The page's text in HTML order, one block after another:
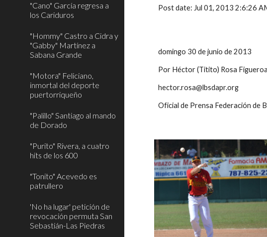
"Cano" García regresa a
los Cariduros
"Hommy" Castro a Cidra y
"Gabby" Martínez a
Sabana Grande
"Motora" Feliciano,
inmortal del deporte
puertorriqueño
"Palillo" Santiago al mando
de Dorado
"Purito" Rivera, a cuatro
hits de los 600
"Tonito" Acevedo es
patrullero
'No ha lugar' petición de
revocación permuta San
Sebastián-Las Piedras
Post date: Jul 01, 2013 2:6:26
domingo 30 de junio de 2013
Por Héctor (Titito) Rosa Figueroa
hector.rosa@lbsdapr.org
Oficial de Prensa Federación de